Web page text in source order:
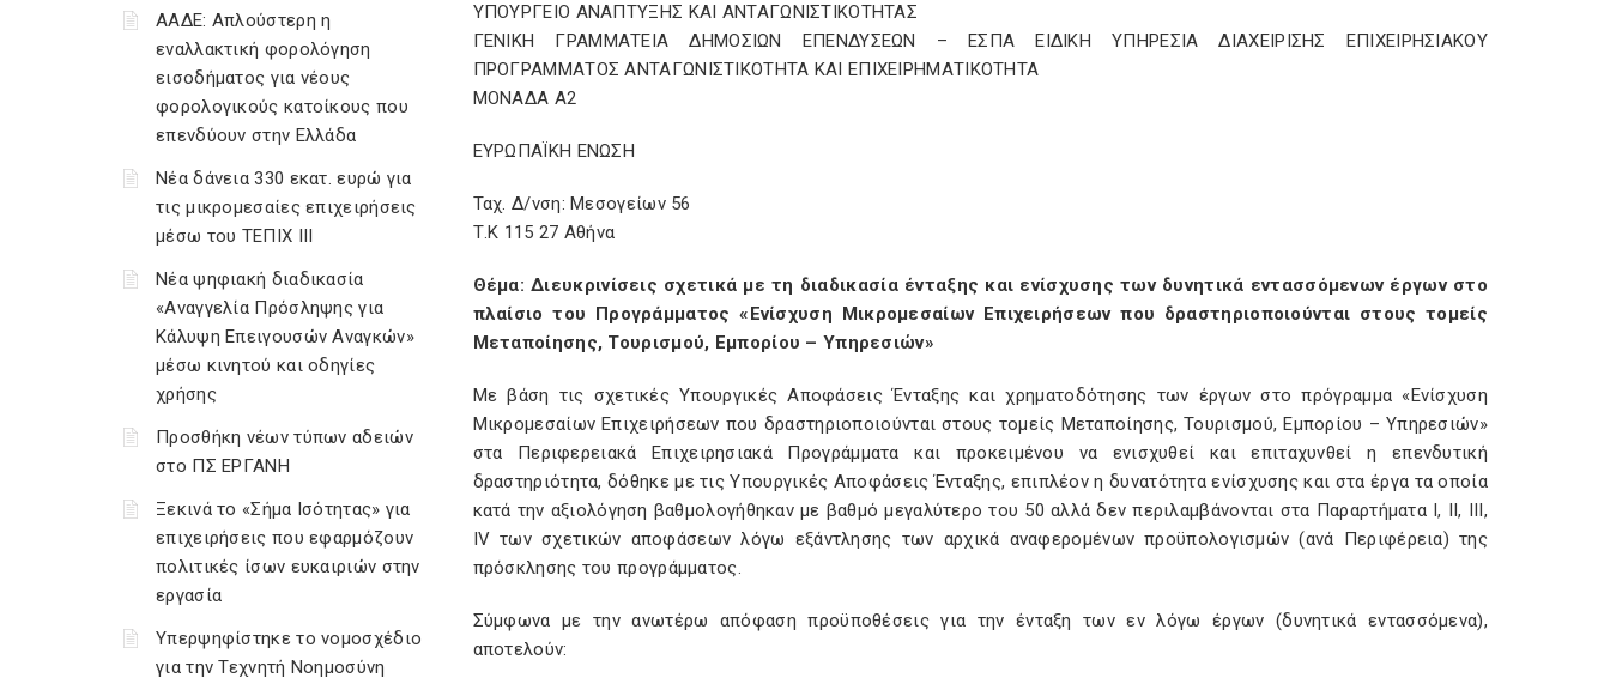
ΑΑΔΕ: Απλούστερη η
εναλλακτική φορολόγηση
εισοδήματος για νέους
φορολογικούς κατοίκους που
επενδύουν στην Ελλάδα
Νέα δάνεια 330 εκατ. ευρώ για
τις μικρομεσαίες επιχειρήσεις
μέσω του ΤΕΠΙΧ ΙΙΙ
Νέα ψηφιακή διαδικασία
«Αναγγελία Πρόσληψης για
Κάλυψη Επειγουσών Αναγκών»
μέσω κινητού και οδηγίες
χρήσης
Προσθήκη νέων τύπων αδειών
στο ΠΣ ΕΡΓΑΝΗ
Ξεκινά το «Σήμα Ισότητας» για
επιχειρήσεις που εφαρμόζουν
πολιτικές ίσων ευκαιριών στην
εργασία
Υπερψηφίστηκε το νομοσχέδιο
για την Τεχνητή Νοημοσύνη
ΥΠΟΥΡΓΕΙΟ ΑΝΑΠΤΥΞΗΣ ΚΑΙ ΑΝΤΑΓΩΝΙΣΤΙΚΟΤΗΤΑΣ
ΓΕΝΙΚΗ ΓΡΑΜΜΑΤΕΙΑ ΔΗΜΟΣΙΩΝ ΕΠΕΝΔΥΣΕΩΝ – ΕΣΠΑ ΕΙΔΙΚΗ ΥΠΗΡΕΣΙΑ ΔΙΑΧΕΙΡΙΣΗΣ ΕΠΙΧΕΙΡΗΣΙΑΚΟΥ
ΠΡΟΓΡΑΜΜΑΤΟΣ ΑΝΤΑΓΩΝΙΣΤΙΚΟΤΗΤΑ ΚΑΙ ΕΠΙΧΕΙΡΗΜΑΤΙΚΟΤΗΤΑ
ΜΟΝΑΔΑ Α2
ΕΥΡΩΠΑΪΚΗ ΕΝΩΣΗ
Ταχ. Δ/νση: Μεσογείων 56
Τ.Κ 115 27 Αθήνα
Θέμα: Διευκρινίσεις σχετικά με τη διαδικασία ένταξης και ενίσχυσης των δυνητικά εντασσόμενων έργων στο
πλαίσιο του Προγράμματος «Ενίσχυση Μικρομεσαίων Επιχειρήσεων που δραστηριοποιούνται στους τομείς
Μεταποίησης, Τουρισμού, Εμπορίου – Υπηρεσιών»
Με βάση τις σχετικές Υπουργικές Αποφάσεις Ένταξης και χρηματοδότησης των έργων στο πρόγραμμα «Ενίσχυση
Μικρομεσαίων Επιχειρήσεων που δραστηριοποιούνται στους τομείς Μεταποίησης, Τουρισμού, Εμπορίου – Υπηρεσιών»
στα Περιφερειακά Επιχειρησιακά Προγράμματα και προκειμένου να ενισχυθεί και επιταχυνθεί η επενδυτική
δραστηριότητα, δόθηκε με τις Υπουργικές Αποφάσεις Ένταξης, επιπλέον η δυνατότητα ενίσχυσης και στα έργα τα οποία
κατά την αξιολόγηση βαθμολογήθηκαν με βαθμό μεγαλύτερο του 50 αλλά δεν περιλαμβάνονται στα Παραρτήματα I, ΙΙ, IΙΙ,
IV των σχετικών αποφάσεων λόγω εξάντλησης των αρχικά αναφερομένων προϋπολογισμών (ανά Περιφέρεια) της
πρόσκλησης του προγράμματος.
Σύμφωνα με την ανωτέρω απόφαση προϋποθέσεις για την ένταξη των εν λόγω έργων (δυνητικά εντασσόμενα),
αποτελούν: